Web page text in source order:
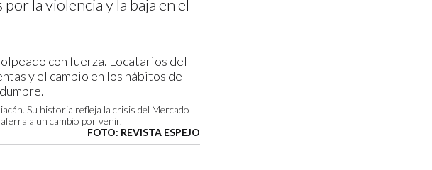
la violencia y la baja en el
Su historia refleja la crisis del Mercado
a un cambio por venir.
FOTO: REVISTA ESPEJO